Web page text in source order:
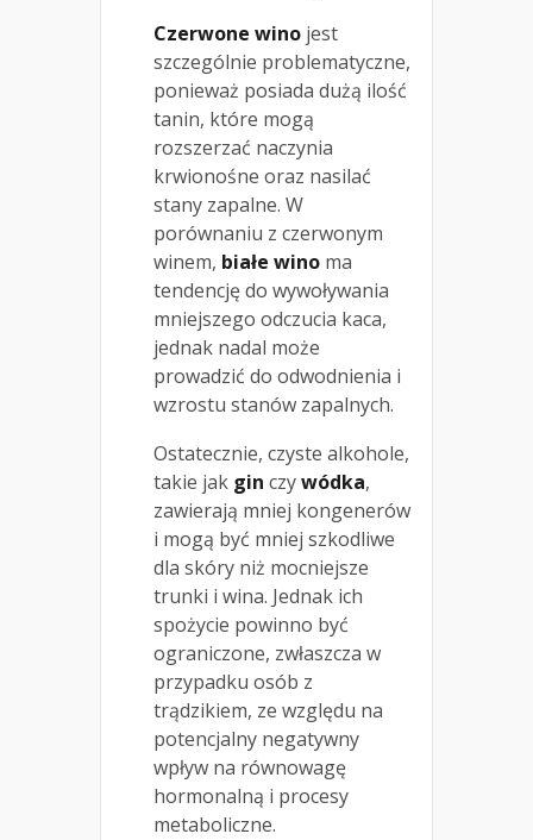
Czerwone wino jest
szczególnie problematyczne,
ponieważ posiada dużą ilość
tanin, które mogą
rozszerzać naczynia
krwionośne oraz nasilać
stany zapalne. W
porównaniu z czerwonym
winem, białe wino ma
tendencję do wywoływania
mniejszego odczucia kaca,
jednak nadal może
prowadzić do odwodnienia i
wzrostu stanów zapalnych.
Ostatecznie, czyste alkohole,
takie jak gin czywódka,
zawierają mniej kongenerów
i mogą być mniej szkodliwe
dla skóry niż mocniejsze
trunki i wina. Jednak ich
spożycie powinno być
ograniczone, zwłaszcza w
przypadku osób z
trądzikiem, ze względu na
potencjalny negatywny
wpływ na równowagę
hormonalną i procesy
metaboliczne.